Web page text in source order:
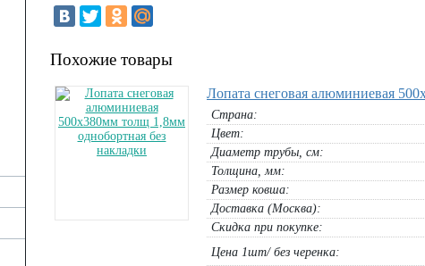
Похожие товары
Лопата снеговая алюминиевая
Страна:
Цвет:
Диаметр трубы, cм:
Толщина, мм:
Размер ковша:
Доставка (Москва):
Скидка при покупке:
Цена 1шт/ без черенка: